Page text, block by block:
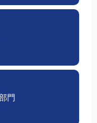
門